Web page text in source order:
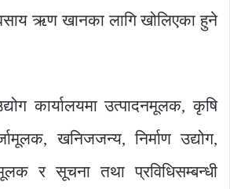
ऋण खानका लागि खोलिएका हुने
कार्यालयमा उत्पादनमूलक, कृषि
खनिजजन्य, निर्माण उद्योग,
र सूचना तथा प्रविधिसम्बन्धी